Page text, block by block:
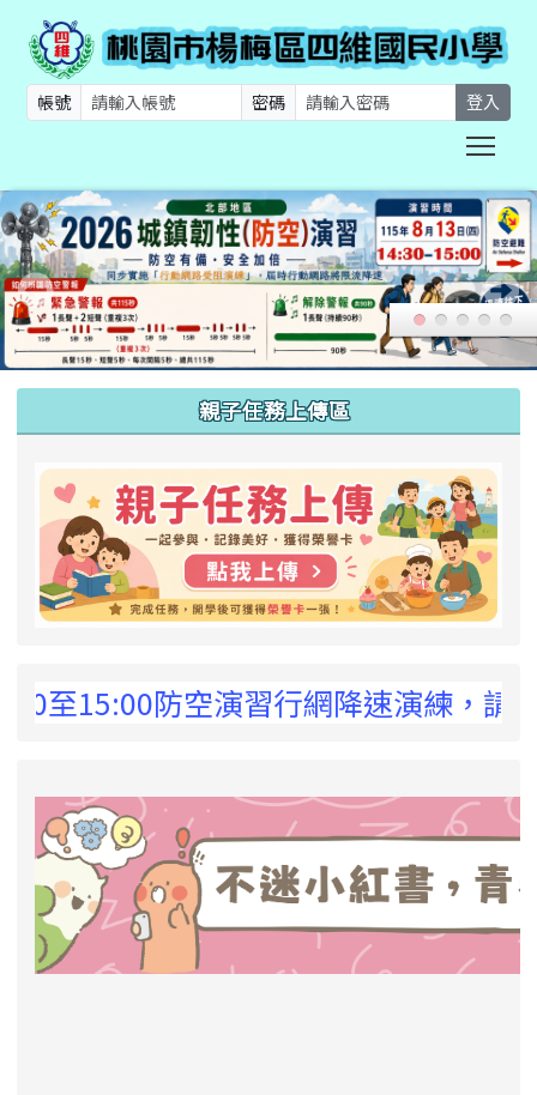
帳號 密碼 登入
親子任務上傳區
防空演習行網降速演練，請預為因